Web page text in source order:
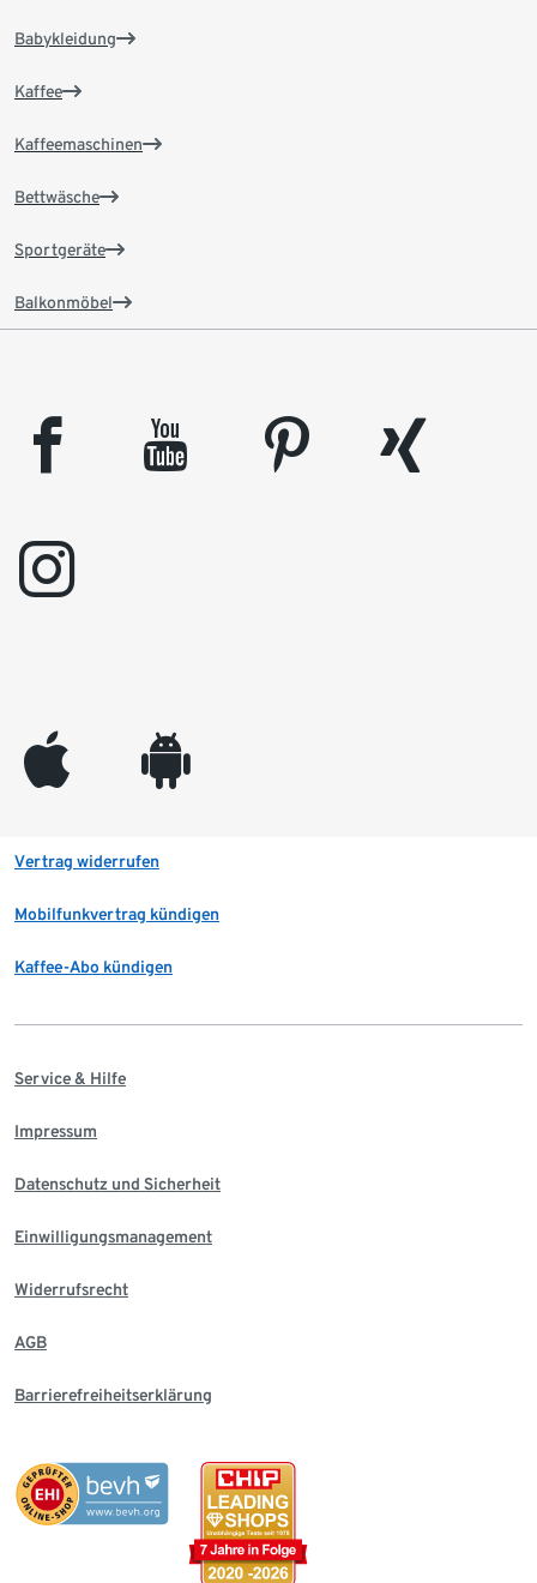
Babykleidung
Kaffee
Kaffeemaschinen
Bettwäsche
Sportgeräte
Balkonmöbel
facebook youtube pinterest
xing
instagram
appleinc android
Vertrag widerrufen
Mobilfunkvertrag kündigen
Kaffee-Abo kündigen
Service & Hilfe
Impressum
Datenschutz und Sicherheit
Einwilligungsmanagement
Widerrufsrecht
AGB
Barrierefreiheitserklärung